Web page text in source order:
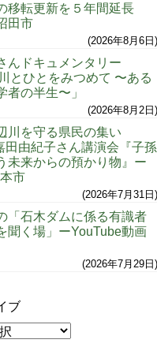
移転更新を５年間延長
田市
2026年8月6日
んドキュメンタリー
とひとをみつめて 〜ある
者の半生〜」
2026年8月2日
川を守る県民の集い
田由紀子さん講演会『子孫
未来からの預かり物』ー
市
2026年7月31日
「石木ダムに係る有識者
聞く場」ーYouTube動画
2026年7月29日
ブ